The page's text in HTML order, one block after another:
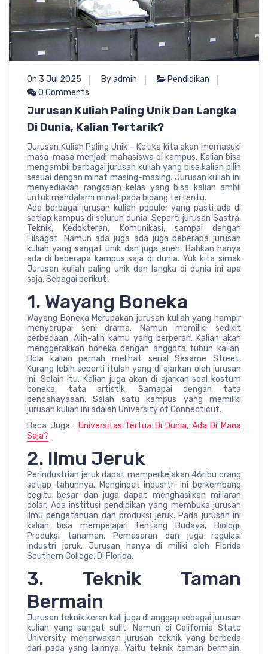
On 3 Jul 2025 By admin
Pendidikan
0 Comments
Jurusan Kuliah Paling Unik Dan Langka
Di Dunia, Kalian Tertarik?
Jurusan Kuliah Paling Unik – Ketika kita akan memasuki
masa-masa menjadi mahasiswa di kampus, Kalian bisa
mengambil berbagai jurusan kuliah yang bisa kalian pilih
sesuai dengan minat masing-masing. Jurusan kuliah ini
menyediakan rangkaian kelas yang bisa kalian ambil
untuk mendalami minat pada bidang tertentu.
Ada berbagai jurusan kuliah populer yang pasti ada di
setiap kampus di seluruh dunia, Seperti jurusan Sastra,
Teknik, Kedokteran, Komunikasi, sampai dengan
Filsagat. Namun ada juga ada juga beberapa jurusan
kuliah yang sangat unik dan juga aneh, Bahkan hanya
ada di beberapa kampus saja di dunia. Yuk kita simak
Jurusan kuliah paling unik dan langka di dunia ini apa
saja, Sebagai berikut :
1. Wayang Boneka
Wayang Boneka Merupakan jurusan kuliah yang hampir
menyerupai seni drama. Namun memiliki sedikit
perbedaan, Alih-alih kamu yang berperan. Kalian akan
menggerakkan boneka dengan anggota tubuh kalian.
Bola kalian pernah melihat serial Sesame Street,
Kurang lebih seperti itulah yang di ajarkan oleh jurusan
ini. Selain itu, Kalian juga akan di ajarkan soal kostum
boneka, tata artistik, Samapai dengan tata
pencahayaaan. Salah satu kampus yang memiliki
jurusan kuliah ini adalah University of Connecticut.
Baca Juga : Universitas Tertua Di Dunia, Ada Di Mana
Saja?
2. Ilmu Jeruk
Perindustrian jeruk dapat memperkejakan 46ribu orang
setiap tahunnya. Mengingat indusrtri ini berkembang
begitu besar dan juga dapat menghasilkan miliaran
dolar. Ada institusi pendidikan yang membuka jurusan
ilmu pengetahuan dan produksi jeruk. Pada jurusan ini
kalian bisa mempelajari tentang Budaya, Biologi,
Produksi tanaman, Pemasaran dan juga regulasi
industri jeruk. Jurusan hanya di miliki oleh Florida
Southern College, Di Florida.
3. Teknik Taman
Bermain
Jurusan teknik keran kali juga di anggap sebagai jurusan
kuliah yang sangat sulit. Namun di California State
University menarwakan jurusan teknik yang berbeda
dari pada yang lainnya. Yaitu teknik taman bermain,